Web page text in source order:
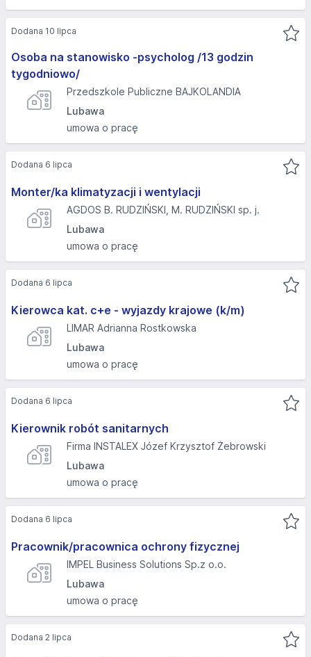
Osoba na stanowisko -psycholog /13 godzin
tygodniowo/
Przedszkole Publiczne BAJKOLANDIA
Lubawa
umowa o pracę
Dodana 10 lipca
Monter/ka klimatyzacji i wentylacji
AGDOS B. RUDZIŃSKI, M. RUDZIŃSKI sp. j.
Lubawa
umowa o pracę
Dodana 6 lipca
Kierowca kat. c+e - wyjazdy krajowe (k/m)
LIMAR Adrianna Rostkowska
Lubawa
umowa o pracę
Dodana 6 lipca
Kierownik robót sanitarnych
Firma INSTALEX Józef Krzysztof Żebrowski
Lubawa
umowa o pracę
Dodana 6 lipca
Pracownik/pracownica ochrony fizycznej
IMPEL Business Solutions Sp.z o.o.
Lubawa
umowa o pracę
Dodana 6 lipca
Dodana 2 lipca